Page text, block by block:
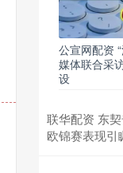
公宣网配资
媒体联合采
设
联华配资 东
欧锦赛表现引